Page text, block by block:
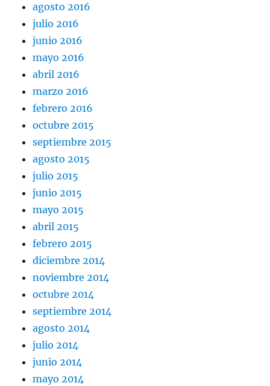
agosto 2016
julio 2016
junio 2016
mayo 2016
abril 2016
marzo 2016
febrero 2016
octubre 2015
septiembre 2015
agosto 2015
julio 2015
junio 2015
mayo 2015
abril 2015
febrero 2015
diciembre 2014
noviembre 2014
octubre 2014
septiembre 2014
agosto 2014
julio 2014
junio 2014
mayo 2014